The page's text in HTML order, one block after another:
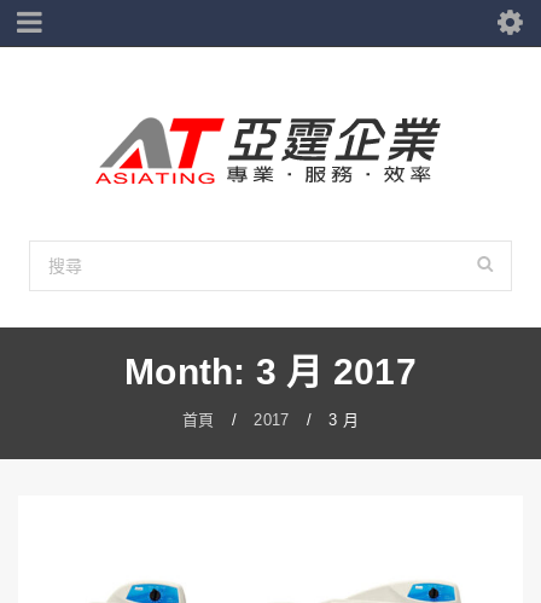
Month: 3 月 2017
首頁 / 2017 / 3 月